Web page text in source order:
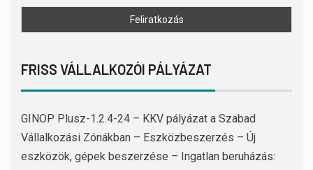
FRISS VÁLLALKOZÓI PÁLYÁZAT
GINOP Plusz-1.2.4-24 – KKV pályázat a Szabad
Vállalkozási Zónákban – Eszközbeszerzés – Új
eszközök, gépek beszerzése – Ingatlan beruházás: